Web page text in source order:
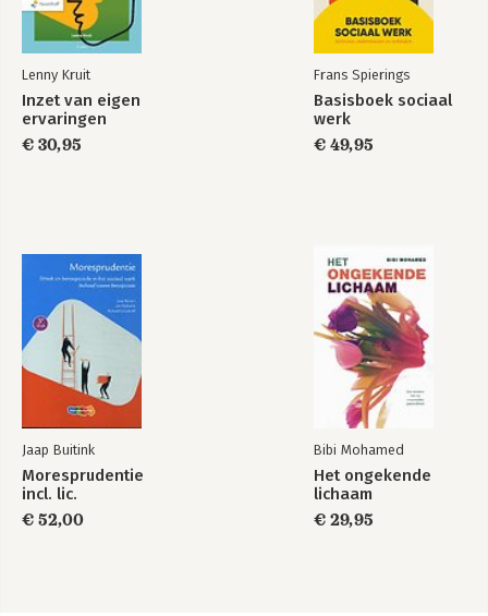
Lenny Kruit
Inzet van eigen
ervaringen
€ 30,95
Frans Spierings
Basisboek sociaal
werk
€ 49,95
Jaap Buitink
Moresprudentie
incl. lic.
€ 52,00
Bibi Mohamed
Het ongekende
lichaam
€ 29,95